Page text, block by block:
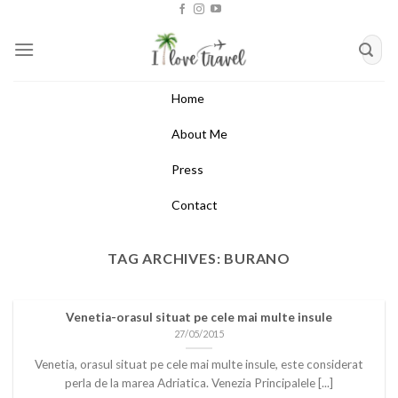
content
Home
About Me
Press
Contact
TAG ARCHIVES: BURANO
Venetia-orasul situat pe cele mai multe insule
27/05/2015
Venetia, orasul situat pe cele mai multe insule, este considerat
perla de la marea Adriatica. Venezia Principalele [...]